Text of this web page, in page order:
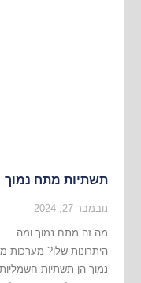
תשתיות מתח נמוך
נובמבר 27, 2024
מה זה מתח נמוך ומה
היתרונות שלו? מערכות
נמוך הן תשתיות חשמליות